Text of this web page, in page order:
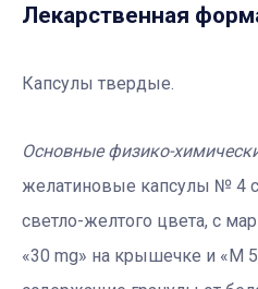
Лекарственная
Капсулы твердые.
Основные физико-
желатиновые капсулы № 4
светло-желтого цвета, с
«30 mg» на крышечке и «М